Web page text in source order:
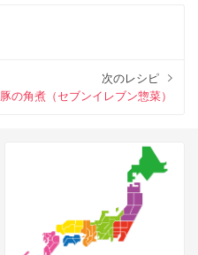
次のレシピ
豚の角煮（セブンイレブン惣菜）